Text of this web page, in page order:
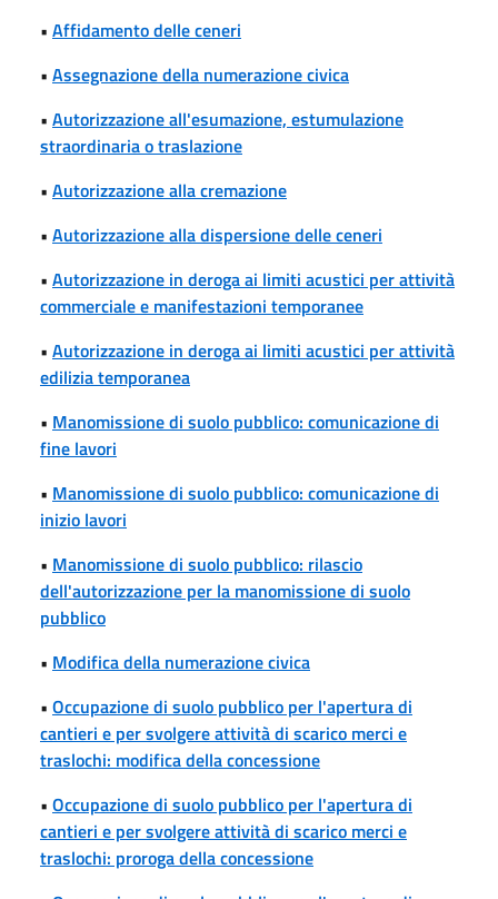
• Affidamento delle ceneri
• Assegnazione della numerazione civica
• Autorizzazione all'esumazione, estumulazione
straordinaria o traslazione
• Autorizzazione alla cremazione
• Autorizzazione alla dispersione delle ceneri
• Autorizzazione in deroga ai limiti acustici per attività
commerciale e manifestazioni temporanee
• Autorizzazione in deroga ai limiti acustici per attività
edilizia temporanea
• Manomissione di suolo pubblico: comunicazione di
fine lavori
• Manomissione di suolo pubblico: comunicazione di
inizio lavori
• Manomissione di suolo pubblico: rilascio
dell'autorizzazione per la manomissione di suolo
pubblico
• Modifica della numerazione civica
• Occupazione di suolo pubblico per l'apertura di
cantieri e per svolgere attività di scarico merci e
traslochi: modifica della concessione
• Occupazione di suolo pubblico per l'apertura di
cantieri e per svolgere attività di scarico merci e
traslochi: proroga della concessione